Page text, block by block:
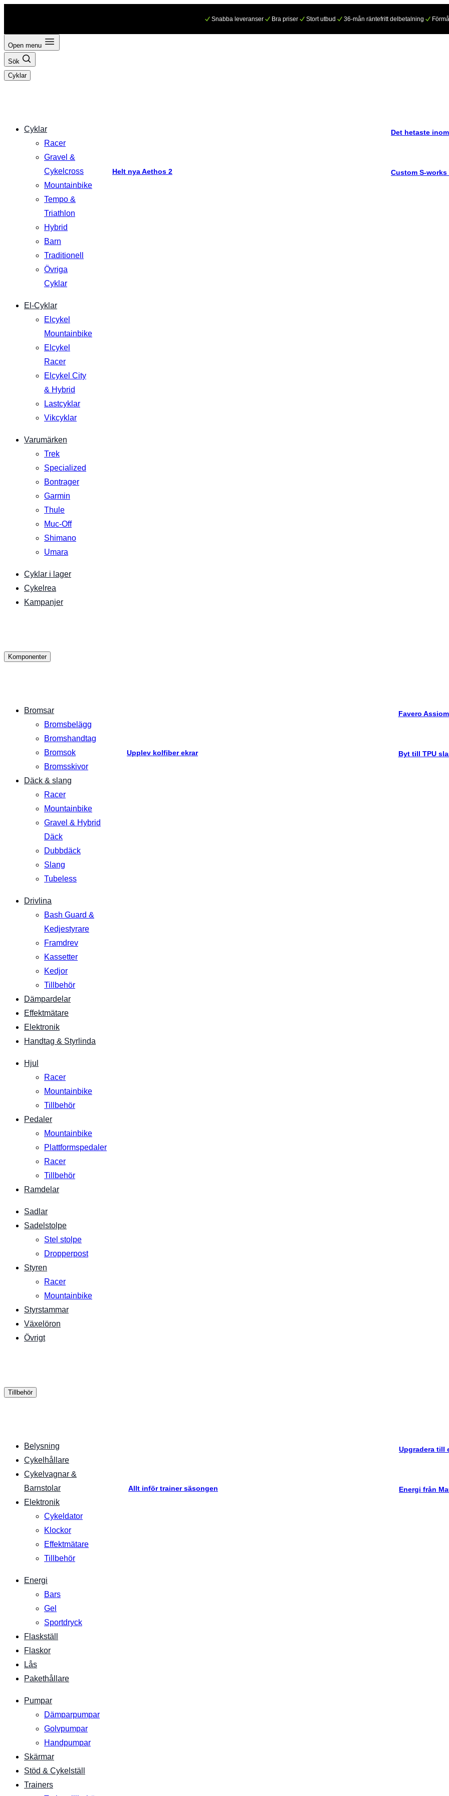
innehåll
Snabba leveranser Bra priser Stort utbud 36-mån räntefritt delbetalning
Open menu
Sök
Cyklar
Cyklar
Racer
Gravel &
Cykelcross
Mountainbike
Tempo &
Triathlon
Hybrid
Barn
Traditionell
Övriga
Cyklar
El-Cyklar
Elcykel
Mountainbike
Elcykel
Racer
Elcykel City
& Hybrid
Lastcyklar
Vikcyklar
Varumärken
Trek
Specialized
Bontrager
Garmin
Thule
Muc-Off
Shimano
Umara
Cyklar i lager
Cykelrea
Kampanjer
Helt nya Aethos 2
Det hetaste
Custom S-works
Komponenter
Bromsar
Bromsbelägg
Bromshandtag
Bromsok
Bromsskivor
Däck & slang
Racer
Mountainbike
Gravel & Hybrid
Däck
Dubbdäck
Slang
Tubeless
Drivlina
Bash Guard &
Kedjestyrare
Framdrev
Kassetter
Kedjor
Tillbehör
Dämpardelar
Effektmätare
Elektronik
Handtag & Styrlinda
Hjul
Racer
Mountainbike
Tillbehör
Pedaler
Mountainbike
Plattformspedaler
Racer
Tillbehör
Ramdelar
Sadlar
Sadelstolpe
Stel stolpe
Dropperpost
Styren
Racer
Mountainbike
Styrstammar
Växelöron
Övrigt
Upplev kolfiber ekrar
Favero
Byt till TPU
Tillbehör
Belysning
Cykelhållare
Cykelvagnar &
Barnstolar
Elektronik
Cykeldator
Klockor
Effektmätare
Tillbehör
Energi
Bars
Gel
Sportdryck
Flaskställ
Flaskor
Lås
Pakethållare
Pumpar
Dämparpumpar
Golvpumpar
Handpumpar
Skärmar
Stöd & Cykelställ
Trainers
Allt inför trainer säsongen
Upgradera till
Energi från